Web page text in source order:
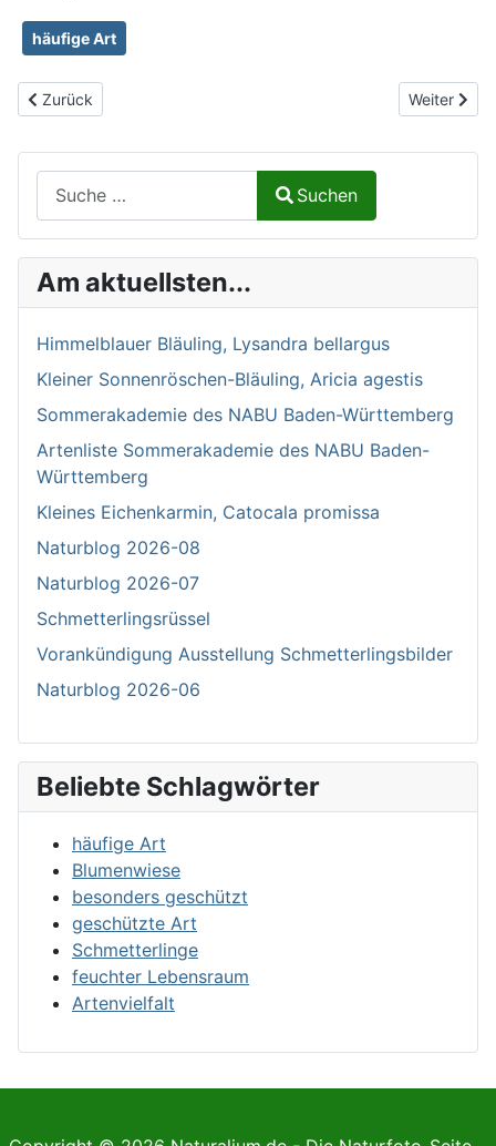
häufige Art
Vorheriger Beitrag: Ackerhummel, Bombus pascuorum
Zurück Nächster
Weiter
Suchen
Am aktuellsten...
Himmelblauer Bläuling, Lysandra bellargus
Kleiner Sonnenröschen-Bläuling, Aricia agestis
Sommerakademie des NABU Baden-Württemberg
Artenliste Sommerakademie des NABU Baden-
Württemberg
Kleines Eichenkarmin, Catocala promissa
Naturblog 2026-08
Naturblog 2026-07
Schmetterlingsrüssel
Vorankündigung Ausstellung Schmetterlingsbilder
Naturblog 2026-06
Beliebte Schlagwörter
häufige Art
Blumenwiese
besonders geschützt
geschützte Art
Schmetterlinge
feuchter Lebensraum
Artenvielfalt